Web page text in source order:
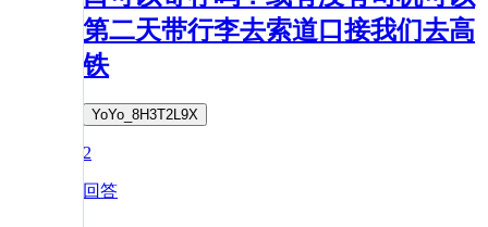
第二天带行李去索道口接我们去高
铁
YoYo_8H3T2L9X
2
回答